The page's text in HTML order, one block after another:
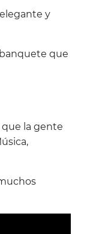
y
que
que la gente